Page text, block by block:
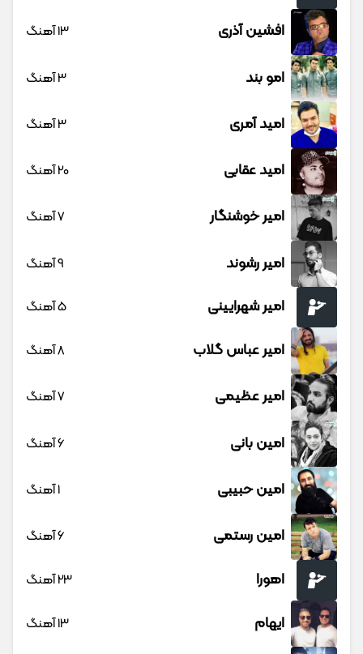
افشین آذری 13 آهنگ
امو بند 3 آهنگ
امید آمری 3 آهنگ
امید عقابی 20 آهنگ
امیر خوشنگار 7 آهنگ
امیر رشوند 9 آهنگ
امیر شهرایینی 5 آهنگ
امیر عباس گلاب 8 آهنگ
امیر عظیمی 7 آهنگ
امین بانی 6 آهنگ
امین حبیبی 1 آهنگ
امین رستمی 6 آهنگ
اهورا 23 آهنگ
ایهام 13 آهنگ